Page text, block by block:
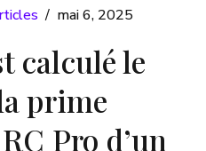
mai 6, 2025
calculé le
prime
Pro d’un